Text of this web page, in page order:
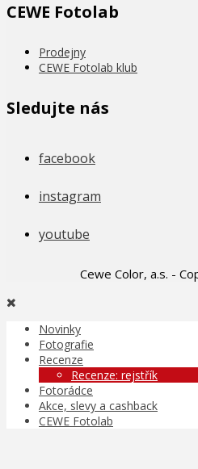
CEWE Fotolab
Prodejny
CEWE Fotolab klub
Sledujte nás
facebook
instagram
youtube
Cewe Color, a.s. -
Novinky
Fotografie
Recenze
Recenze: rejstřík
Fotorádce
Akce, slevy a cashback
CEWE Fotolab